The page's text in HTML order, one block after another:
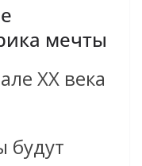
мечты
XX века
будут